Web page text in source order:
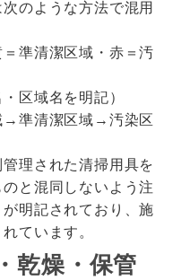
のような方法で混用
準清潔区域・赤＝汚
区域名を明記）
→準清潔区域→汚染区
理された清掃用具を
と混同しないよう注
明記されており、施
ています。
乾燥・保管